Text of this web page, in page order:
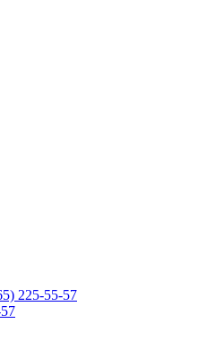
225-55-57